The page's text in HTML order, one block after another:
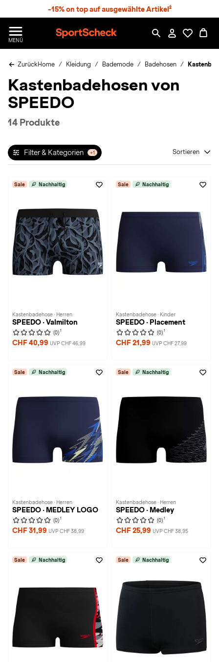
-15% on top auf ausgewählte Artikel²
MENÜ
p
r
S
h
c
ZurückHome Kleidung Bademode Badehosen
Kastenbadehosen von
SPEEDO
14 Produkte
Filter & Kategorien +1 Sortieren
Sale Nachhaltig
Kastenbadehose · Herren
SPEEDO · Valmilton
(0) 1
CHF 40,99 UVP CHF 46,99
Sale Nachhaltig
Kastenbadehose · Kinder
SPEEDO · Placement
(0) 1
CHF 21,99 UVP CHF 27,99
Sale Nachhaltig
Kastenbadehose · Herren
SPEEDO · MEDLEY LOGO
(0) 1
CHF 31,99 UVP CHF 38,99
Sale Nachhaltig
Kastenbadehose · Herren
SPEEDO · Medley
(0) 1
CHF 25,99 UVP CHF 38,95
Sale Nachhaltig Sale Nachhaltig